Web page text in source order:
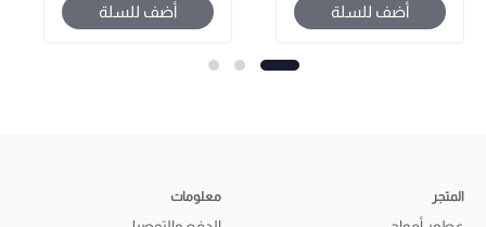
أضف للسلة أضف للسلة
المتجر معلومات